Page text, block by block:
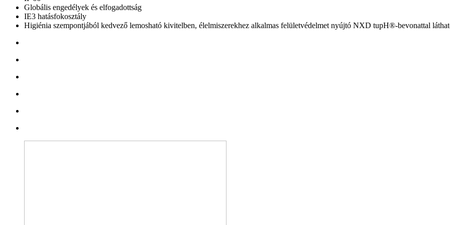
Globális engedélyek és elfogadottság
IE3 hatásfokosztály
Higiénia szempontjából kedvező lemosható kivitelben, élelmiszerekhez alkalmas felületvédelmet nyújtó NXD tupH®-bevonattal